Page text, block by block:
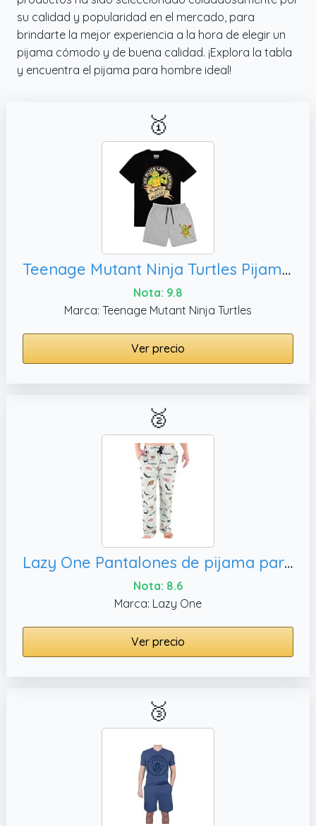
necesario para las noches más cálidas.
Gracias a su corte y acabado de calidad, el
pijama de verano se ajusta perfectamente al
cuerpo aportando una sensación de
su calidad y popularidad en el mercado, para
brindarte la mejor experiencia a la hora de elegir un
pijama cómodo y de buena calidad. ¡Explora la tabla
y encuentra el pijama para hombre ideal!
🥇
Teenage Mutant Ninja Turtles Pijama para Hombre Michelangelo Warrior Character Pizza Camiseta Negra Pantalones Cortos Gris Pjs | Mercancía TMNT
Nota: 9.8
Marca: Teenage Mutant Ninja Turtles
Ver precio
🥈
Lazy One Pantalones de pijama para hombre, X-Small
Nota: 8.6
Marca: Lazy One
Ver precio
🥉